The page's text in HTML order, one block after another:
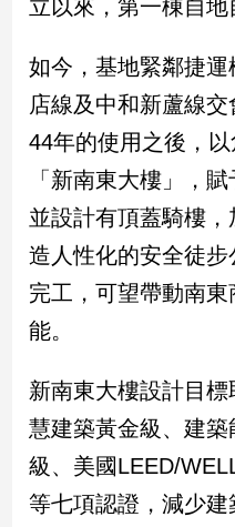
娛
娛
星
聞
行/
時
尚
追
活
立以來，第一棟自地
如今，基地緊鄰捷
店線及中和新蘆線
44年的使用之後，
「新南東大樓」，
並設計有頂蓋騎樓
造人性化的安全徒
完工，可望帶動南
能。
新南東大樓設計目
慧建築黃金級、建
級、美國LEED/
等七項認證，減少